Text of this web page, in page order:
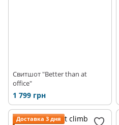
Свитшот "Better than at
office"
1 799 грн
Доставка 3 дня